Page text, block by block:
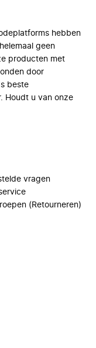
hebben
geen
producten met
door
beste
Houdt u van onze
vragen
(Retourneren)